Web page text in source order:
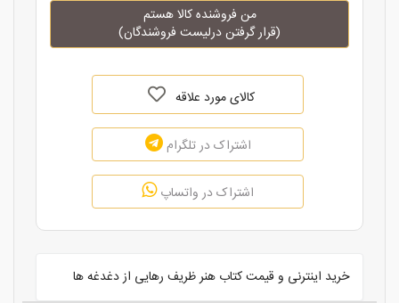
من فروشنده کالا هستم
(قرار گرفتن درلیست فروشندگان)
کالای مورد علاقه
اشتراک در تلگرام
اشتراک در واتساپ
خرید اینترنی و قیمت کتاب هنر ظریف رهایی از دغدغه ها